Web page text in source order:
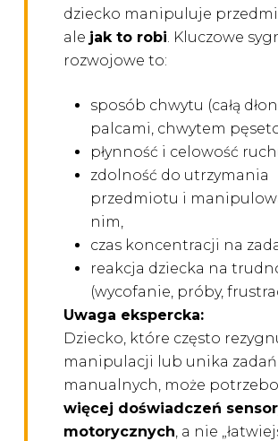
dziecko manipuluje
ale jak to robi . Kluczowe
rozwojowe to:
sposób chwytu (całą
palcami, chwytem
płynność i celowość
zdolność do utrzymania
przedmiotu i
nim,
czas koncentracji na
reakcja dziecka na
(wycofanie, próby,
Uwaga ekspercka:
Dziecko, które często
manipulacji lub unika zadań
manualnych, może
więcej doświadczeń
motorycznych , a nie